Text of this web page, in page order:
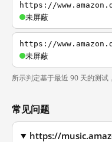
https://
未屏蔽
https://
未屏蔽
所示判定基于最近 90 天的测试
常见问题
https://